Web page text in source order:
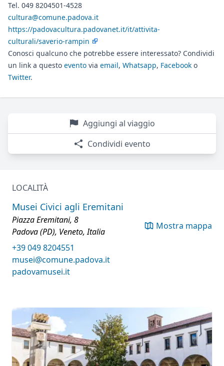
Tel. 049 8204501-4528
cultura@comune.padova.it
https://padovacultura.padovanet.it/it/attivita-
culturali/saverio-rampin
Conosci qualcuno che potrebbe essere interessato? Condividi
un link a questo evento via email, Whatsapp, Facebook o
Twitter.
Aggiungi al viaggio
Condividi evento
LOCALITÀ
Musei Civici agli Eremitani
Piazza Eremitani, 8
Padova (PD), Veneto, Italia
Mostra mappa
+39 049 8204551
musei@comune.padova.it
padovamusei.it